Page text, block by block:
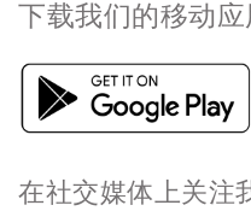
下载我们的移动应
在社交媒体上关注